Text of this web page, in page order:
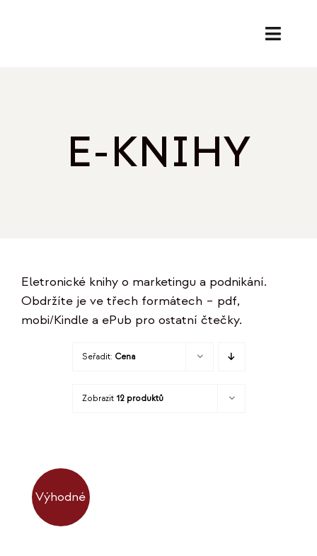
E-KNIHY
Eletronické knihy o marketingu a podnikání.
Obdržíte je ve třech formátech – pdf,
mobi/Kindle a ePub pro ostatní čtečky.
Seřadit: Cena
Zobrazit 12 produktů
Výhodné